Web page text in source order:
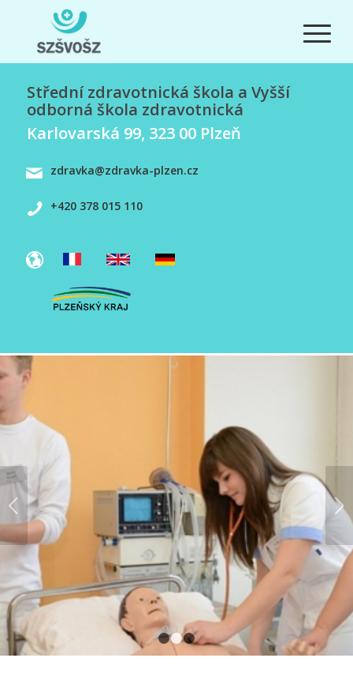
Střední zdravotnická škola a Vyšší
odborná škola zdravotnická
Karlovarská 99, 323 00 Plzeň
zdravka@zdravka-plzen.cz
+420 378 015 110
Next
1 3